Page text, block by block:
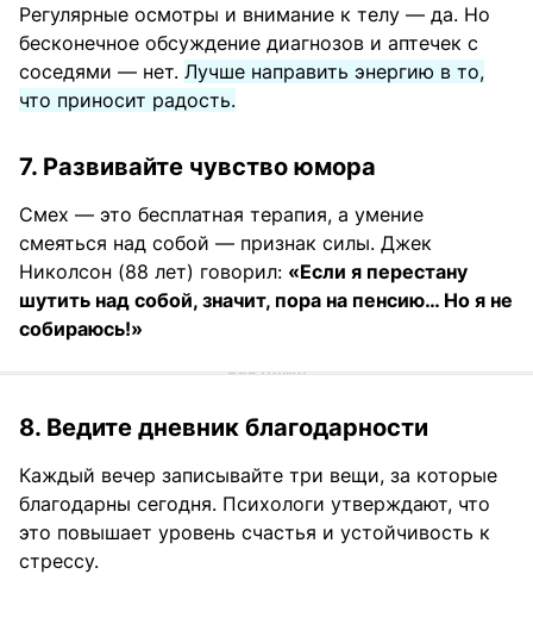
Регулярные осмотры и внимание к телу — да. Но
бесконечное обсуждение диагнозов и аптечек с
соседями — нет. Лучше направить энергию в то,
что приносит радость.
7. Развивайте чувство юмора
Смех — это бесплатная терапия, а умение
смеяться над собой — признак силы. Джек
Николсон (88 лет) говорил: «Если я перестану
шутить над собой, значит, пора на пенсию… Но я не
собираюсь!»
8. Ведите дневник благодарности
Каждый вечер записывайте три вещи, за которые
благодарны сегодня. Психологи утверждают, что
это повышает уровень счастья и устойчивость к
стрессу.